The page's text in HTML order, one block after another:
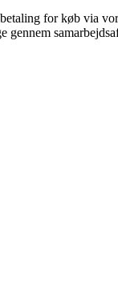
for køb via